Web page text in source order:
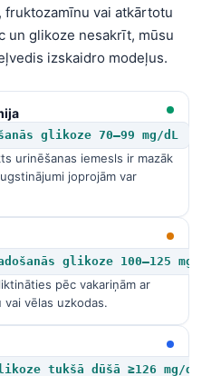
fruktozamīnu vai atkārtotu
un glikoze nesakrīt, mūsu
izskaidro modeļus.
glikoze 70–99 mg/dL
urinēšanas iemesls ir mazāk
joprojām var
glikoze 100–125 mg/dL
pēc vakariņām ar
vēlas uzkodas.
tukšā dūšā ≥126 mg/dL